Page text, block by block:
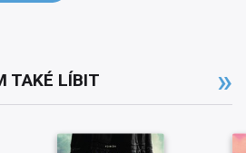
TAKÉ LÍBIT